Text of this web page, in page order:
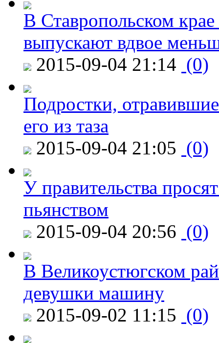
В Ставропольском
выпускают вдвое
2015-09-04 21:14 (0)
Подростки,
его из таза
2015-09-04 21:05 (0)
У правительства
пьянством
2015-09-04 20:56 (0)
В Великоустюгском
девушки машину
2015-09-02 11:15 (0)